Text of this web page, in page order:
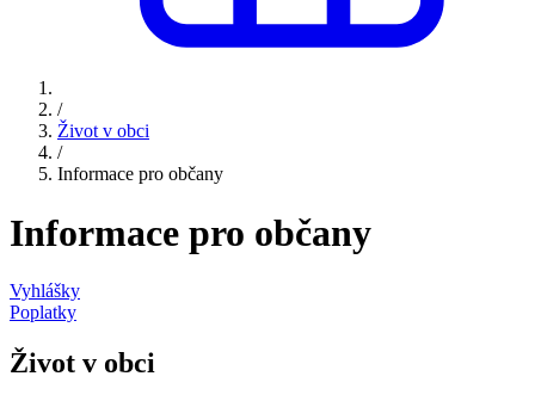
/
Život v obci
/
Informace pro občany
Informace pro občany
Vyhlášky
Poplatky
Život v obci